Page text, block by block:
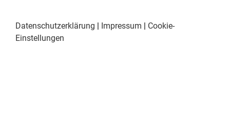
Datenschutzerklärung | Impressum | Cookie-
Einstellungen